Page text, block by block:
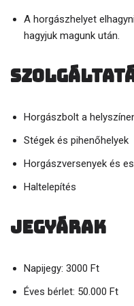
A horgászhelyet
hagyjuk magunk után.
Horgászbolt a
Stégek és pihenőhelyek
Horgászversenyek és
Haltelepítés
Jegyárak
Napijegy: 3000 Ft
Éves bérlet: 50.000 Ft